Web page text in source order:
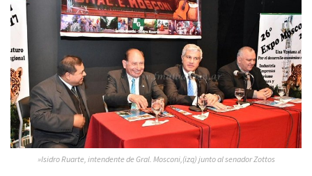
»Isidro Ruarte, intendente de Gral. Mosconi,(izq) junto al senador Zottos